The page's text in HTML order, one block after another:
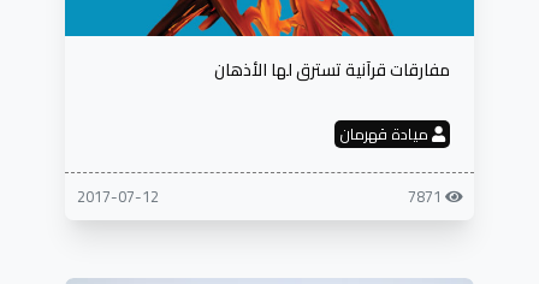
مفارقات قرآنية تسترق لها الأذهان
ميادة قهرمان